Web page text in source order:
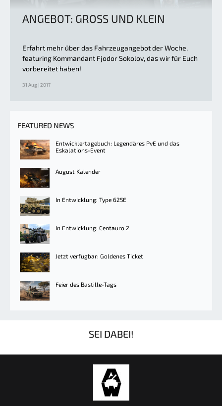
ANGEBOT: GROSS UND KLEIN
Erfahrt mehr über das Fahrzeugangebot der Woche,
featuring Kommandant Fjodor Sokolov, das wir für Euch
vorbereitet haben!
31 Aug | 2017
FEATURED NEWS
Entwicklertagebuch: Legendäres PvE und das
Eskalations-Event
August Kalender
In Entwicklung: Type 625E
In Entwicklung: Centauro 2
Jetzt verfügbar: Goldenes Ticket
Feier des Bastille-Tags
SEI DABEI!